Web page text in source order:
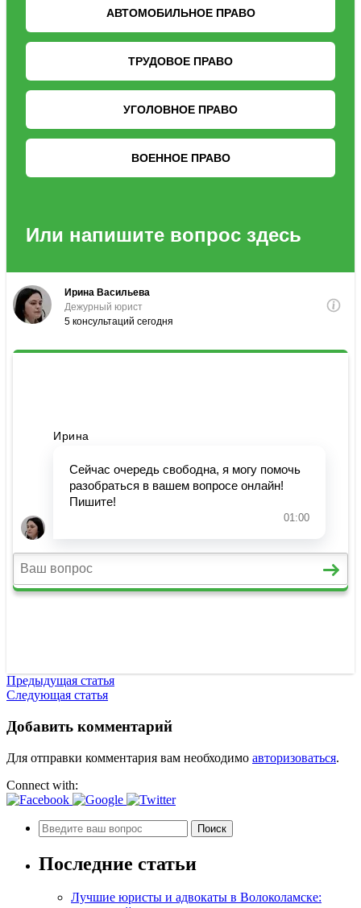
Предыдущая статья
Следующая статья
Добавить комментарий
Для отправки комментария вам необходимо авторизоваться.
Connect with:
Последние статьи
Лучшие юристы и адвокаты в Волоколамске: